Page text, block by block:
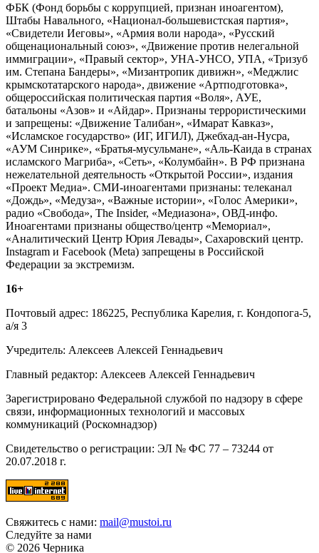
ФБК (Фонд борьбы с коррупцией, признан иноагентом),
Штабы Навального, «Национал-большевистская партия»,
«Свидетели Иеговы», «Армия воли народа», «Русский
общенациональный союз», «Движение против нелегальной
иммиграции», «Правый сектор», УНА-УНСО, УПА, «Тризуб
им. Степана Бандеры», «Мизантропик дивижн», «Меджлис
крымскотатарского народа», движение «Артподготовка»,
общероссийская политическая партия «Воля», АУЕ,
батальоны «Азов» и «Айдар». Признаны террористическими
и запрещены: «Движение Талибан», «Имарат Кавказ»,
«Исламское государство» (ИГ, ИГИЛ), Джебхад-ан-Нусра,
«АУМ Синрике», «Братья-мусульмане», «Аль-Каида в странах
исламского Магриба», «Сеть», «Колумбайн». В РФ признана
нежелательной деятельность «Открытой России», издания
«Проект Медиа». СМИ-иноагентами признаны: телеканал
«Дождь», «Медуза», «Важные истории», «Голос Америки»,
радио «Свобода», The Insider, «Медиазона», ОВД-инфо.
Иноагентами признаны общество/центр «Мемориал»,
«Аналитический Центр Юрия Левады», Сахаровский центр.
Instagram и Facebook (Metа) запрещены в Российской
Федерации за экстремизм.
16+
Почтовый адрес: 186225, Республика Карелия, г. Кондопога-5,
а/я 3
Учредитель: Алексеев Алексей Геннадьевич
Главный редактор: Алексеев Алексей Геннадьевич
Зарегистрировано Федеральной службой по надзору в сфере
связи, информационных технологий и массовых
коммуникаций (Роскомнадзор)
Свидетельство о регистрации: ЭЛ № ФС 77 – 73244 от
20.07.2018 г.
Свяжитесь с нами: mail@mustoi.ru
Следуйте за нами
© 2026 Черника